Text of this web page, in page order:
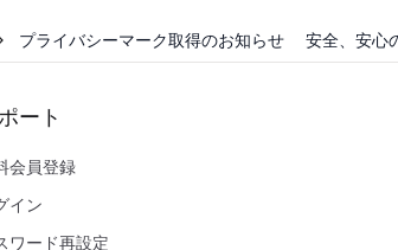
プライバシーマーク取得のお知らせ 安全、安心
ート
会員登録
イン
ワード再設定